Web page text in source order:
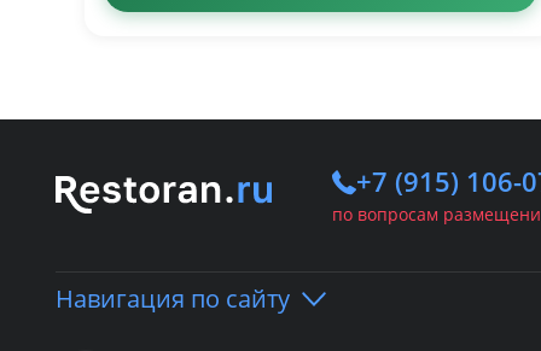
+7 (915) 106-
по вопросам
Навигация по сайту